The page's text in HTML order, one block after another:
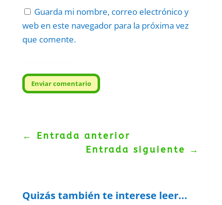
Guarda mi nombre, correo electrónico y
web en este navegador para la próxima vez
que comente.
Enviar comentario
← Entrada anterior
Entrada siguiente
→
Quizás también te interese leer...